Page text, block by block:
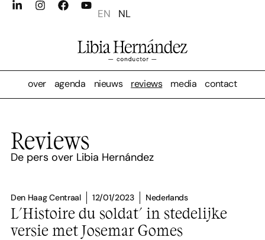
EN NL
over agenda nieuws reviews media contact
Reviews
De pers over Libia Hernández
Den Haag Centraal 12/01/2023 Nederlands
L'Histoire du soldat' in stedelijke
versie met Josemar Gomes